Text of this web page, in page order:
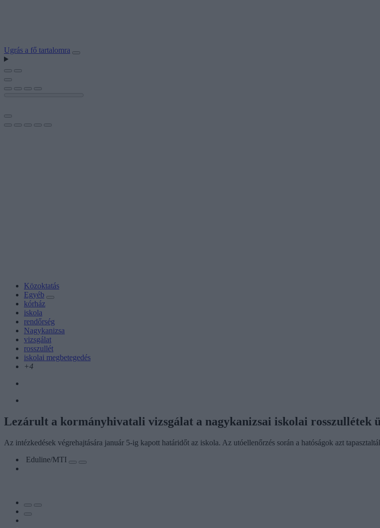
Ugrás a fő tartalomra
Közoktatás
Egyéb
kórház
iskola
rendőrség
Nagykanizsa
vizsgálat
rosszullét
iskolai megbetegedés
+4
Lezárult a kormányhivatali vizsgálat a nagykanizsai iskolai rosszullétek
Az intézkedések végrehajtására január 5-ig kapott határidőt az iskola. Az utóellenőrzés során a hatóságok azt
Eduline/MTI